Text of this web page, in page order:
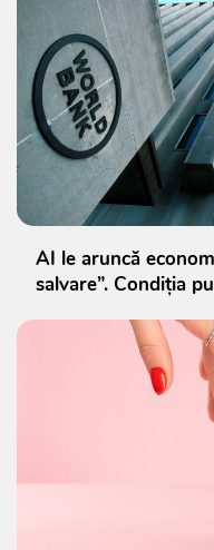
AI le aruncă
salvare”. Condiția